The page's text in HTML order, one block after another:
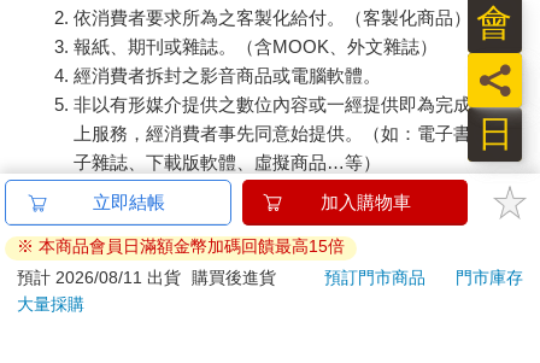
依消費者要求所為之客製化給付。（客製化商品）
報紙、期刊或雜誌。（含MOOK、外文雜誌）
經消費者拆封之影音商品或電腦軟體。
非以有形媒介提供之數位內容或一經提供即為完成之線
上服務，經消費者事先同意始提供。（如：電子書、電
子雜誌、下載版軟體、虛擬商品…等）
已拆封之個人衛生用品。（如：內衣褲、刮鬍刀、除毛
刀…等）
若非上列種類商品，均享有到貨7天的猶豫期（含例假
日）。
辦理退換貨時，商品（組合商品恕無法接受單獨退貨）必須
立即結帳 加入購物車
※ 本商品會員日滿額金幣加碼回饋最高15倍
預計 2026/08/11 出貨
購買後進貨 預訂門市商品
門市庫存
大量採購
日
員
會